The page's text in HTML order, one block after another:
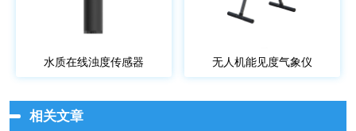
水质在线浊度传感器 无人机能见度气象仪
相关文章